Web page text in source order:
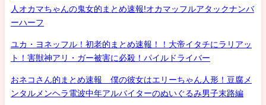
人オカマちゃんの鬼女的まとめ速報!オカマッフルアタックナンバ
ーハーフ
ユカ・ヨネッフル！初老的まとめ速報！！大帝イタチにラリアッ
ト！害獣神アリ・ガー被害に必殺！パイルドライバー
おネコさん的まとめ速報 僕の彼女はエリーちゃん人形！豆腐メ
ンタルメンヘラ電波中年アルバイターのぬいぐるみ男子末路編